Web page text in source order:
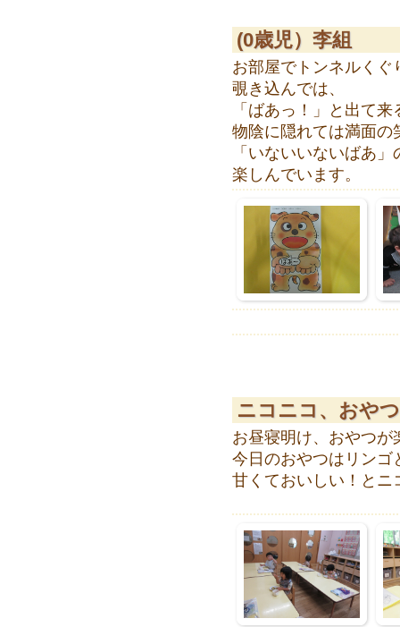
(0歳児）李組
お部屋でトンネルく
覗き込んでは、
「ばあっ！」と出て
物陰に隠れては満面の
「いないいないばあ
楽しんでいます。
ニコニコ、おや
お昼寝明け、おやつが
今日のおやつはリンゴ
甘くておいしい！とニ